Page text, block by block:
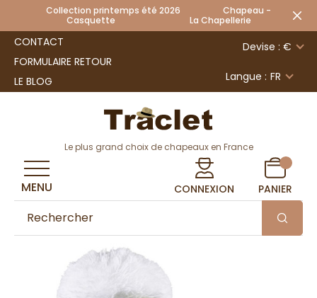
Collection printemps été 2026 Chapeau -
Casquette La Chapellerie
CONTACT
FORMULAIRE RETOUR
LE BLOG
Devise : €
Langue : FR
Le plus grand choix de chapeaux en France
CONNEXION PANIER
MENU